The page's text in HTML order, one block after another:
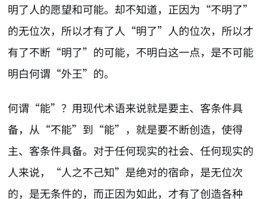
明了人的愿望和可能。却不知道，正因为“不明了”
的无位次，所以才有了人“明了”人的位次，所以才
有了不断“明了”的可能，不明白这一点，是不可能
明白何谓“外王”的。
何谓“能”？用现代术语来说就是要主、客条件具
备，从“不能”到“能”，就是要不断创造，使得
主、客条件具备。对于任何现实的社会、任何现实的
人来说，“人之不己知”是绝对的宿命，是无位次
的，是无条件的，而正因为如此，才有了创造各种